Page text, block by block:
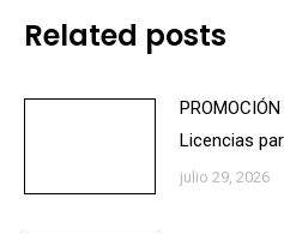
Related posts
Licencias
julio 29, 2026